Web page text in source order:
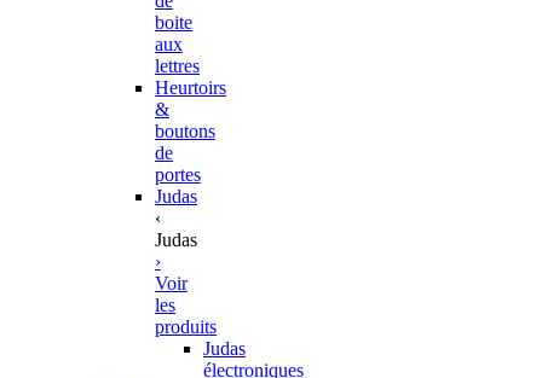
boite
aux
lettres
Heurtoirs
&
boutons
de
portes
Judas
‹
Judas
›
Voir
les
produits
Judas
électroniques